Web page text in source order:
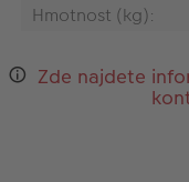
Hmotnost (kg):
Zde najdete